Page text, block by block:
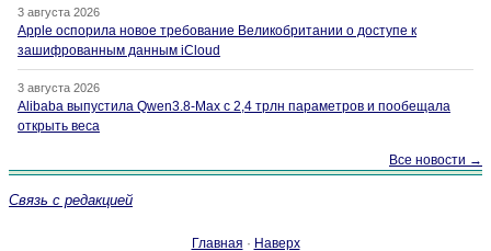
3 августа 2026
Apple оспорила новое требование Великобритании о доступе к
зашифрованным данным iCloud
3 августа 2026
Alibaba выпустила Qwen3.8-Max с 2,4 трлн параметров и пообещала
открыть веса
Все новости →
Связь с редакцией
Главная · Наверх